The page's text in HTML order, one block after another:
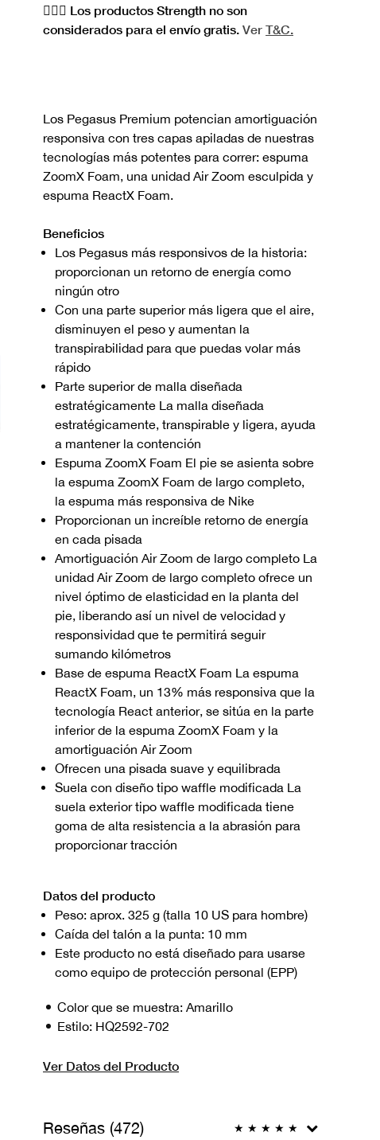
🏋🏻‍♀️ Los productos Strength no son
considerados para el envío gratis. Ver T&C.
Los Pegasus Premium potencian amortiguación
responsiva con tres capas apiladas de nuestras
tecnologías más potentes para correr: espuma
ZoomX Foam, una unidad Air Zoom esculpida y
espuma ReactX Foam.
Beneficios
Los Pegasus más responsivos de la historia:
proporcionan un retorno de energía como
ningún otro
Con una parte superior más ligera que el aire,
disminuyen el peso y aumentan la
transpirabilidad para que puedas volar más
rápido
Parte superior de malla diseñada
estratégicamente La malla diseñada
estratégicamente, transpirable y ligera, ayuda
a mantener la contención
Espuma ZoomX Foam El pie se asienta sobre
la espuma ZoomX Foam de largo completo,
la espuma más responsiva de Nike
Proporcionan un increíble retorno de energía
en cada pisada
Amortiguación Air Zoom de largo completo La
unidad Air Zoom de largo completo ofrece un
nivel óptimo de elasticidad en la planta del
pie, liberando así un nivel de velocidad y
responsividad que te permitirá seguir
sumando kilómetros
Base de espuma ReactX Foam La espuma
ReactX Foam, un 13% más responsiva que la
tecnología React anterior, se sitúa en la parte
inferior de la espuma ZoomX Foam y la
amortiguación Air Zoom
Ofrecen una pisada suave y equilibrada
Suela con diseño tipo waffle modificada La
suela exterior tipo waffle modificada tiene
goma de alta resistencia a la abrasión para
proporcionar tracción
Datos del producto
Peso: aprox. 325 g (talla 10 US para hombre)
Caída del talón a la punta: 10 mm
Este producto no está diseñado para usarse
como equipo de protección personal (EPP)
Color que se muestra: Amarillo
Estilo: HQ2592-702
Ver Datos del Producto
Reseñas (472) ★ ★ ★ ★ ★